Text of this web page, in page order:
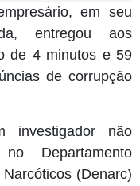
em seu
entregou aos
de 4 minutos e 59
de corrupção
não
Departamento
(Denarc)